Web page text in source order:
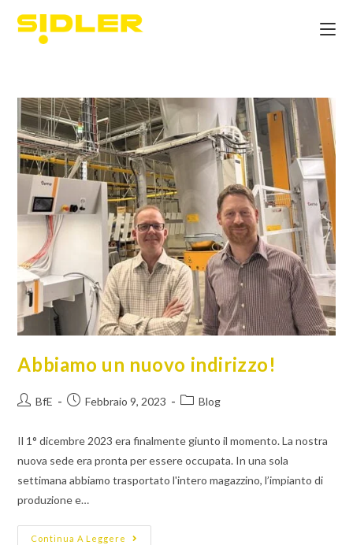
Abbiamo un nuovo indirizzo!
BfE Febbraio 9, 2023 Blog
Il 1° dicembre 2023 era finalmente giunto il momento. La nostra
nuova sede era pronta per essere occupata. In una sola
settimana abbiamo trasportato l'intero magazzino, l’impianto di
produzione e…
Continua A Leggere